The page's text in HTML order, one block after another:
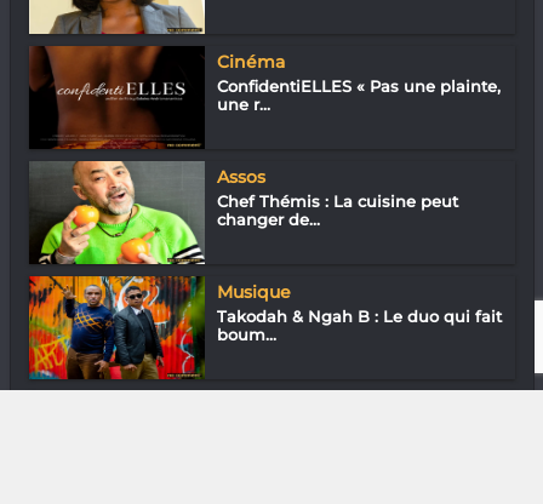
Cinéma
ConfidentiELLES « Pas une plainte,
une r...
Assos
Chef Thémis : La cuisine peut
changer de...
Musique
Takodah & Ngah B : Le duo qui fait
boum...